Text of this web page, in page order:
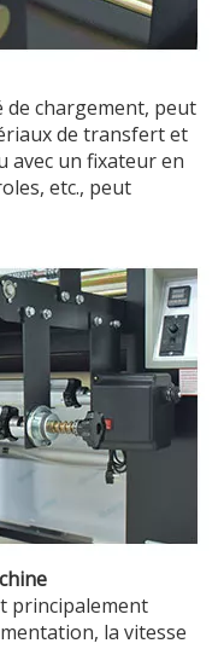
de chargement, peut
de transfert et
avec un fixateur en
etc., peut
principalement
la vitesse